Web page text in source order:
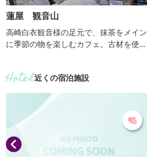
蓮屋 観音山
高崎白衣観音様の足元で、抹茶をメイン
に季節の物を楽しむカフェ。古材を使っ
せる。群馬県ふるさと伝統工芸品の高崎
招き猫の絵付け体験も出来る。
近くの宿泊施設